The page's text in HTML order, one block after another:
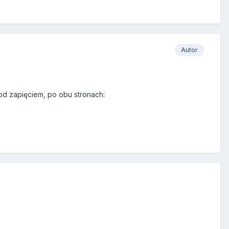
Autor
zapięciem, po obu stronach: